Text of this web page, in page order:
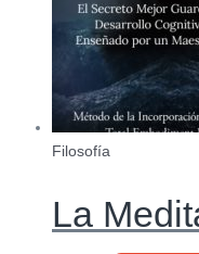
Filosofía
La